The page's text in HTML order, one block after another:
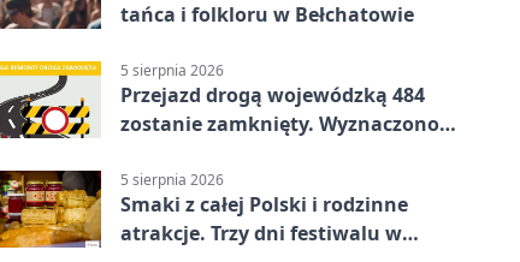
tańca i folkloru w Bełchatowie
5 sierpnia 2026
Przejazd drogą wojewódzką 484
zostanie zamknięty. Wyznaczono
5 sierpnia 2026
Smaki z całej Polski i rodzinne
atrakcje. Trzy dni festiwalu w